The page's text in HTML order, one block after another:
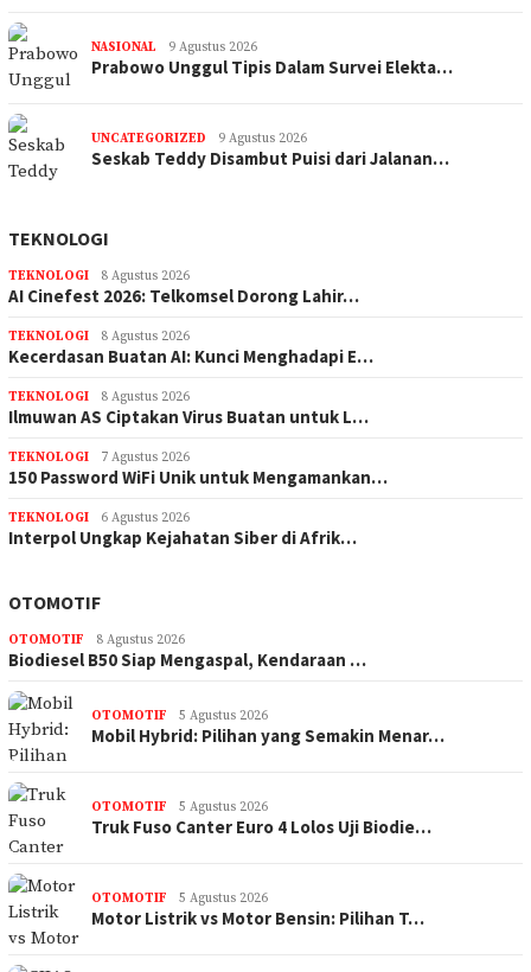
NASIONAL 9 Agustus 2026
Prabowo Unggul Tipis Dalam Survei Elekta…
UNCATEGORIZED 9 Agustus 2026
Seskab Teddy Disambut Puisi dari Jalanan…
TEKNOLOGI
TEKNOLOGI 8 Agustus 2026
AI Cinefest 2026: Telkomsel Dorong Lahir…
TEKNOLOGI 8 Agustus 2026
Kecerdasan Buatan AI: Kunci Menghadapi E…
TEKNOLOGI 8 Agustus 2026
Ilmuwan AS Ciptakan Virus Buatan untuk L…
TEKNOLOGI 7 Agustus 2026
150 Password WiFi Unik untuk Mengamankan…
TEKNOLOGI 6 Agustus 2026
Interpol Ungkap Kejahatan Siber di Afrik…
OTOMOTIF
OTOMOTIF 8 Agustus 2026
Biodiesel B50 Siap Mengaspal, Kendaraan …
OTOMOTIF 5 Agustus 2026
Mobil Hybrid: Pilihan yang Semakin Menar…
OTOMOTIF 5 Agustus 2026
Truk Fuso Canter Euro 4 Lolos Uji Biodie…
OTOMOTIF 5 Agustus 2026
Motor Listrik vs Motor Bensin: Pilihan T…